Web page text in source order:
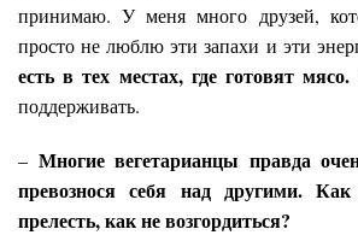
принимаю. У меня много друзей,
просто не люблю эти запахи и эти
есть в тех местах, где готовят мясо.
поддерживать.
– Многие вегетарианцы правда
превознося себя над другими.
прелесть, как не возгордиться?